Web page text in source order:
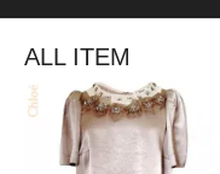
ALL ITEM